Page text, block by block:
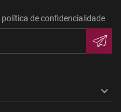
de confidencialidade
